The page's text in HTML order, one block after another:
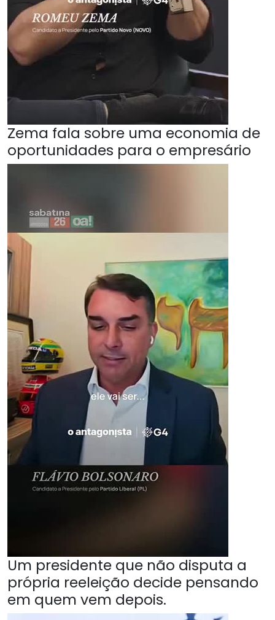
Zema fala sobre uma economia de
oportunidades para o empresário
Um presidente que não disputa a
própria reeleição decide pensando
em quem vem depois.